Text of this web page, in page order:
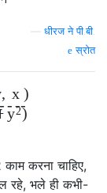
धीरज ने पी.बी.
स्रोत
, x)
y2)
-
---
काम करना चाहिए,
रहे, भले ही कभी-